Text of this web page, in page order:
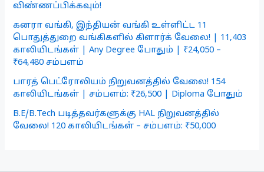
விண்ணப்பிக்கவும்!
கனரா வங்கி, இந்தியன் வங்கி உள்ளிட்ட 11
பொதுத்துறை வங்கிகளில் கிளார்க் வேலை! | 11,403
காலியிடங்கள் | Any Degree போதும் | ₹24,050 –
₹64,480 சம்பளம்
பாரத் பெட்ரோலியம் நிறுவனத்தில் வேலை! 154
காலியிடங்கள் | சம்பளம்: ₹26,500 | Diploma போதும்
B.E/B.Tech படித்தவர்களுக்கு HAL நிறுவனத்தில்
வேலை! 120 காலியிடங்கள் – சம்பளம்: ₹50,000